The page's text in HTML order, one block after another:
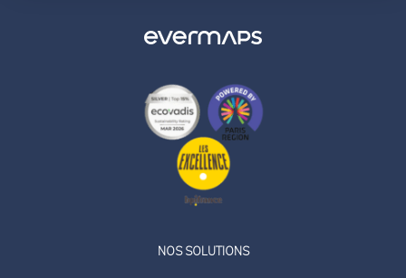
NOS SOLUTIONS